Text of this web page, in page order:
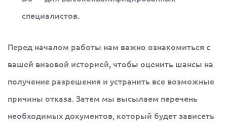
специалистов.
Перед началом работы нам важно ознакомиться с
вашей визовой историей, чтобы оценить шансы на
получение разрешения и устранить все возможные
причины отказа. Затем мы высылаем перечень
необходимых документов, который будет зависеть